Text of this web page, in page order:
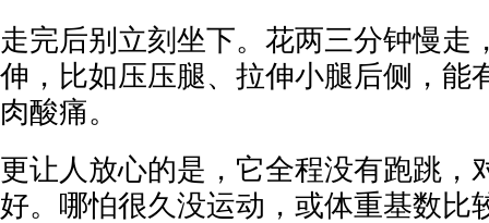
走完后别立刻坐下。花两三分钟慢走
伸，比如压压腿、拉伸小腿后侧，能
肉酸痛。
更让人放心的是，它全程没有跑跳，
好。哪怕很久没运动，或体重基数比